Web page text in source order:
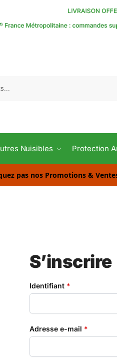
Nuisibles Protection
pas nos Promotions &
S’inscrire
Identifiant *
Adresse e-mail *